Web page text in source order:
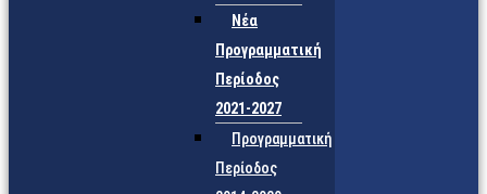
Νέα
Προγραμματική
Περίοδος
2021-2027
Προγραμματική
Περίοδος